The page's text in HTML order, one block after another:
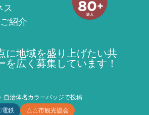
ス
紹介
に地域を盛り上げたい共
を広く募集しています！
自治体名カラーバッジで投稿
電鉄
△△市観光協会